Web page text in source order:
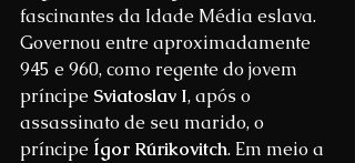
fascinantes da Idade Média eslava.
Governou entre aproximadamente
945 e 960, como regente do jovem
príncipe Sviatoslav I, após o
assassinato de seu marido, o
príncipe Ígor Rúrikovitch. Em meio a